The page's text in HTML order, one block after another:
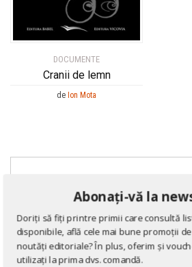
DOCUMENTE
Cranii de lemn
de Ion Mota
Abonați-vă la
Doriți să fiți printre primii care consultă
disponibile, află cele mai bune promoții
noutăți editoriale? În plus, oferim și
utilizați la prima dvs. comandă.